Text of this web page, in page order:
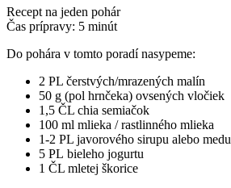
Recept na jeden pohár
Čas prípravy: 5 minút
Do pohára v tomto poradí nasypeme:
2 PL čerstvých/mrazených malín
50 g (pol hrnčeka) ovsených vločiek
1,5 ČL chia semiačok
100 ml mlieka / rastlinného mlieka
1-2 PL javorového sirupu alebo medu
5 PL bieleho jogurtu
1 ČL mletej škorice